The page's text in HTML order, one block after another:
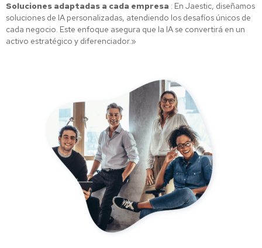
Soluciones adaptadas a cada empresa : En Jaestic, diseñamos
soluciones de IA personalizadas, atendiendo los desafíos únicos de
cada negocio. Este enfoque asegura que la IA se convertirá en un
activo estratégico y diferenciador.»